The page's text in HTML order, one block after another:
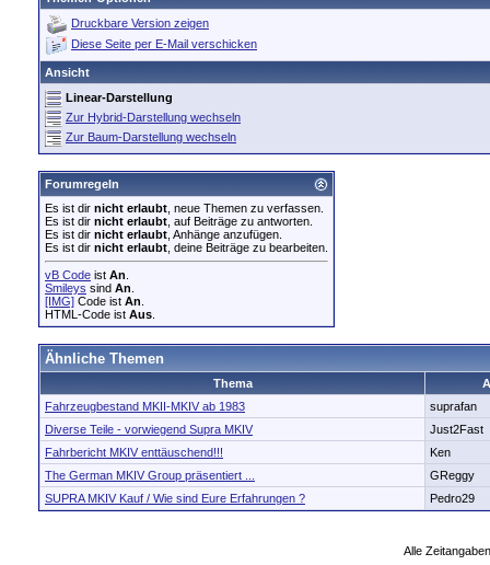
Druckbare Version zeigen
Diese Seite per E-Mail verschicken
Ansicht
Linear-Darstellung
Zur Hybrid-Darstellung wechseln
Zur Baum-Darstellung wechseln
Forumregeln
Es ist dir nicht erlaubt , neue Themen zu verfassen.
Es ist dir nicht erlaubt , auf Beiträge zu antworten.
Es ist dir nicht erlaubt , Anhänge anzufügen.
Es ist dir nicht erlaubt , deine Beiträge zu bearbeiten.
vB Code ist An
Smileys sind An
[IMG] Code ist An
HTML-Code ist Aus
Ähnliche Themen
Thema
Fahrzeugbestand MKII-MKIV ab 1983
suprafan
Diverse Teile - vorwiegend Supra MKIV
Just2Fast
Fahrbericht MKIV enttäuschend!!!
Ken
The German MKIV Group präsentiert ...
GReggy
SUPRA MKIV Kauf / Wie sind Eure Erfahrungen ?
Pedro29
Alle